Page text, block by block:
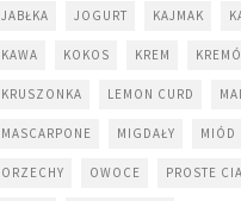
JABŁKA JOGURT KAJMAK
KAWA KOKOS KREM
KRUSZONKA LEMON CURD
MASCARPONE MIGDAŁY MIÓD
ORZECHY OWOCE PROSTE